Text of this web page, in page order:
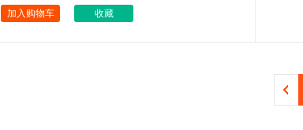
加入购物车 收藏